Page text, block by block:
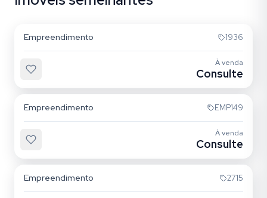
Jurerê
Empreendimento 1936
À venda
Consulte
Empreendimento EMP149
À venda
Consulte
Empreendimento 2715